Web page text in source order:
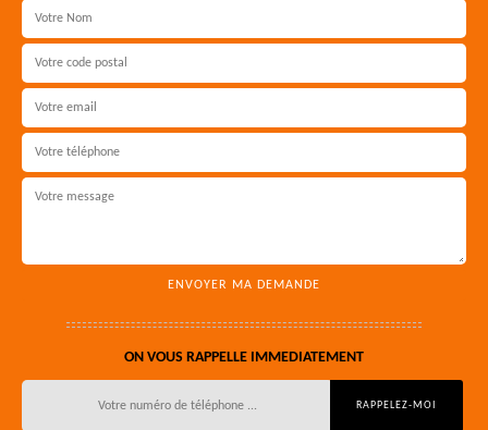
ON VOUS RAPPELLE IMMEDIATEMENT